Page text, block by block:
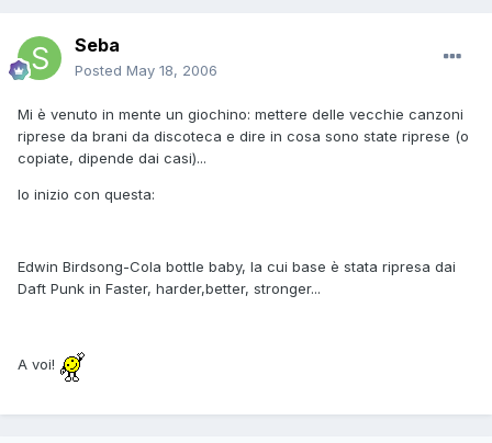
Seba
Posted May 18, 2006
Mi è venuto in mente un giochino: mettere delle vecchie canzoni
riprese da brani da discoteca e dire in cosa sono state riprese (o
copiate, dipende dai casi)...
Io inizio con questa:
Edwin Birdsong-Cola bottle baby, la cui base è stata ripresa dai
Daft Punk in Faster, harder,better, stronger...
A voi!